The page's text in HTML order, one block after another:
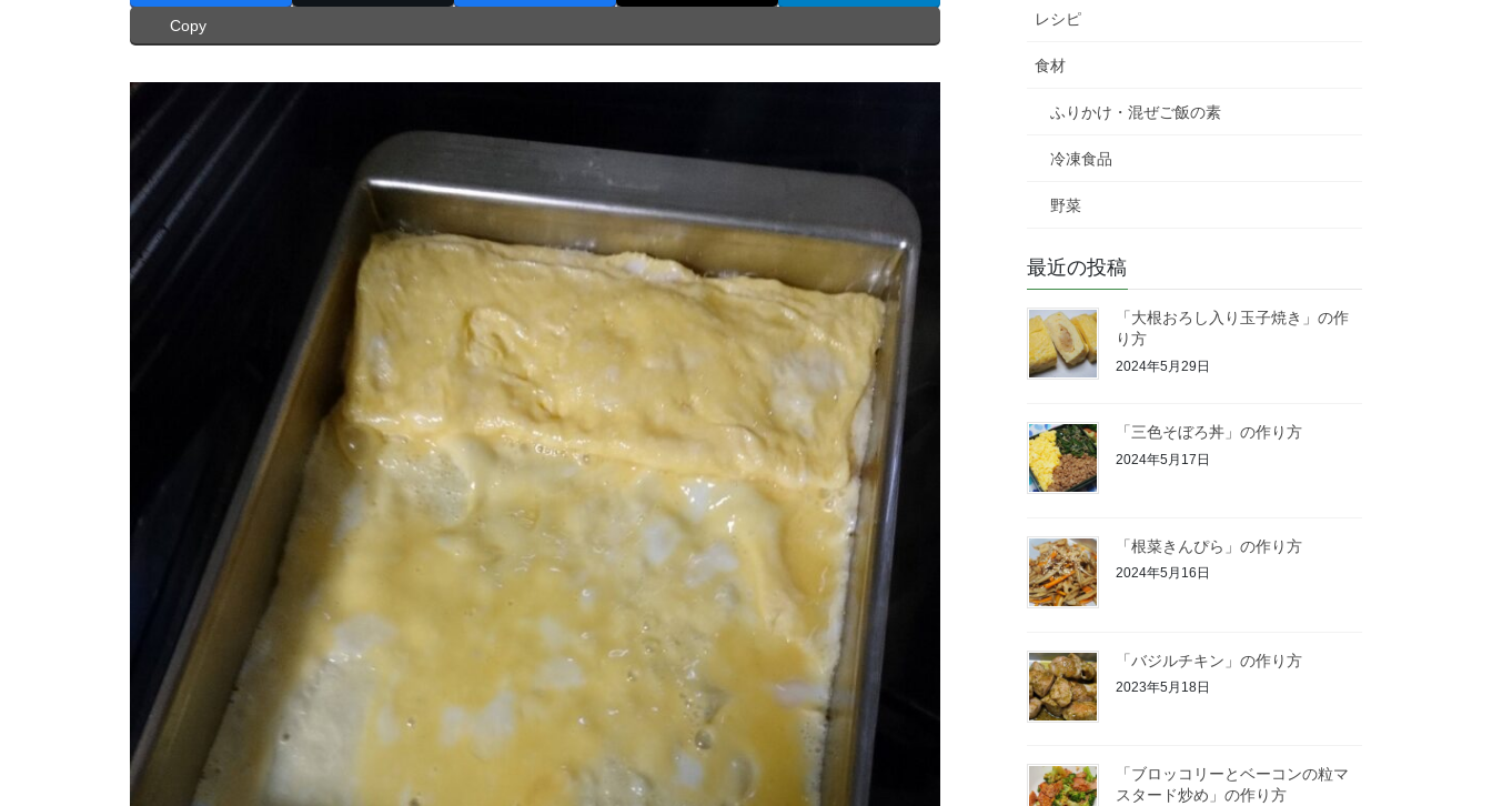
Copy レシピ
食材
ふりかけ・混ぜご飯の素
冷凍食品
野菜
最近の投稿
「大根おろし入り玉子焼き」の作
り方
2024年5月29日
「三色そぼろ丼」の作り方
2024年5月17日
「根菜きんぴら」の作り方
2024年5月16日
「バジルチキン」の作り方
2023年5月18日
「ブロッコリーとベーコンの粒マ
スタード炒め」の作り方